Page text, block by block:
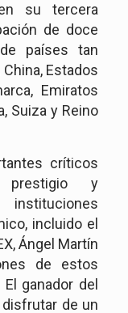
su tercera
de doce
países tan
Estados
Emiratos
Suiza y Reino
críticos
prestigio y
instituciones
incluido el
Ángel Martín
de estos
ganador del
de un